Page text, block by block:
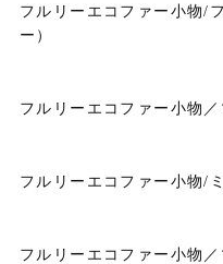
フルリーエコファー小物/
ー）
フルリーエコファー小物
フルリーエコファー小物/
フルリーエコファー小物